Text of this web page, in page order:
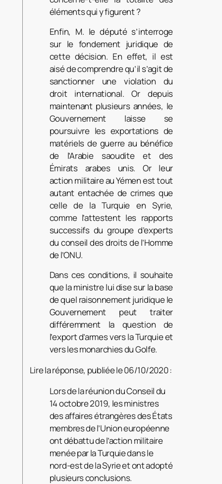
éléments qui y figurent ?
Enfin, M. le député s’interroge
sur le fondement juridique de
cette décision. En effet, il est
aisé de comprendre qu’il s’agit de
sanctionner une violation du
droit international. Or depuis
maintenant plusieurs années, le
Gouvernement laisse se
poursuivre les exportations de
matériels de guerre au bénéfice
de l’Arabie saoudite et des
Émirats arabes unis. Or leur
action militaire au Yémen est tout
autant entachée de crimes que
celle de la Turquie en Syrie,
comme l’attestent les rapports
successifs du groupe d’experts
du conseil des droits de l’Homme
de l’ONU.
Dans ces conditions, il souhaite
que la ministre lui dise sur la base
de quel raisonnement juridique le
Gouvernement peut traiter
différemment la question de
l’export d’armes vers la Turquie et
vers les monarchies du Golfe.
Lire la réponse, publiée le 06/10/2020 :
Lors de la réunion du Conseil du
14 octobre 2019, les ministres
des affaires étrangères des États
membres de l’Union européenne
ont débattu de l’action militaire
menée par la Turquie dans le
nord-est de la Syrie et ont adopté
plusieurs conclusions.